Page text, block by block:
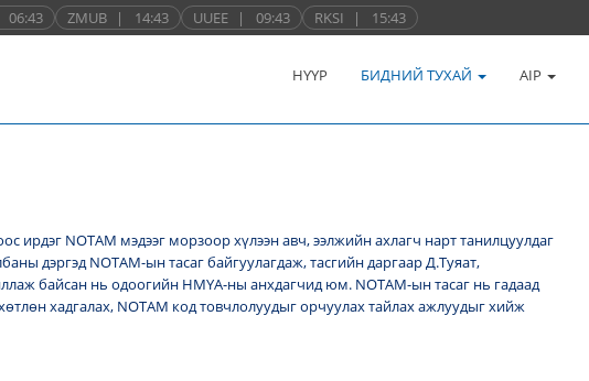
06:43 ZMUB | 14:43 UUEE | 09:43 RKSI | 15:43
НҮҮР БИДНИЙ ТУХАЙ AIP
NОТАМ мэдээг морзоор хүлээн авч, ээлжийн ахлагч нарт танилцуулдаг
дэргэд NОТАМ-ын тасаг байгуулагдаж, тасгийн даргаар Д.Туяат,
байсан нь одоогийн НМҮА-ны анхдагчид юм. NOTAM-ын тасаг нь гадаад
хадгалах, NОТАМ код товчлолуудыг орчуулах тайлах ажлуудыг хийж